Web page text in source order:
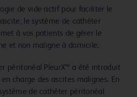
de vide actif pour faciliter le
le système de cathéter
à vos patients de gérer le
et non maligne à domicile.
péritonéal PleurX™ a été introduit
charge des ascites malignes. En
de cathéter péritonéal